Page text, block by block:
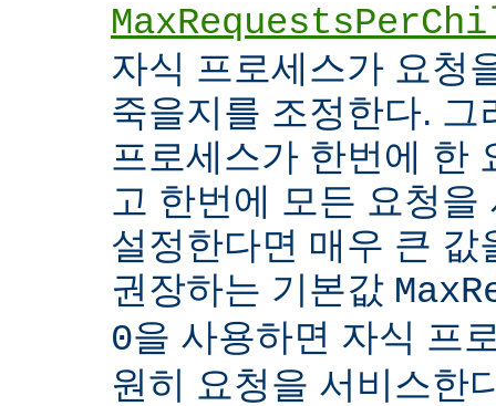
자식 프로세스가 요청
죽을지를 조정한다. 그
프로세스가 한번에 한
고 한번에 모든 요청
설정한다면 매우 큰 값
권장하는 기본값
0을 사용하면 자식 프
원히 요청을 서비스한